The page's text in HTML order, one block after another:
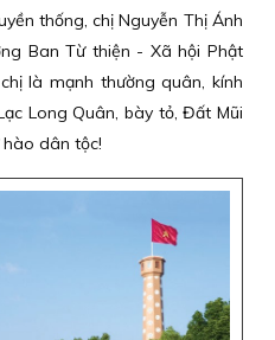
thống, chị Nguyễn Thị Ánh
Ban Từ thiện - Xã hội Phật
là mạnh thường quân, kính
Long Quân, bày tỏ, Đất Mũi
dân tộc!